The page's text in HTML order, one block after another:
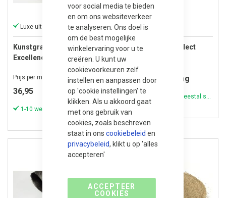
voor social media te bieden
en om ons websiteverkeer
te analyseren. Ons doel is
om de best mogelijke
winkelervaring voor u te
creëren. U kunt uw
cookievoorkeuren zelf
instellen en aanpassen door
op 'cookie instellingen' te
klikken. Als u akkoord gaat
met ons gebruik van
cookies, zoals beschreven
staat in ons cookiebeleid en
privacybeleid, klikt u op 'alles
accepteren'
ACCEPTEER
COOKIES
Luxe uitstraling met 60 mm poolhoogte
Kunstgras Dijon
Excellence 3.0 ( 60 mm )
Prijs per m²
36,95
Sample pakket
Kunstgras Grasselect
Sample pakket
Prijs op aanvraag